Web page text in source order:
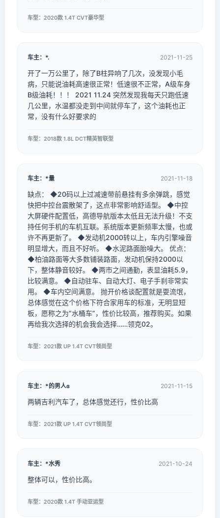
车型：2020款 1.4T CVT豪华型
车主：*. 2021-11-25
开了一万公里了，除了B柱异响了几次，没发现小毛
病，只能说油耗高速很正常！低速很不正常，A级车身
B级油耗！！！ 2021 11.24 突然发现我每天只跑低速
几公里，水温都没走到中间就停车了，这个油耗也正
常，没有什么好要求的
车型：2018款 1.8L DCT精英智联型
车主：*量 2021-11-18
缺点： ◆20码以上过减速带前悬挂有多余弹跳，感觉
快把中控台震散架了，这点非常影响舒适型。 ◆中控
大屏硬件配置低，高德导航版本太低且无法升级！不支
持任何手机的车机互联。系统版本更新频率太慢，也或
许不再更新了。 ◆发动机2000转以上，车内引擎噪音
明显增大，而且不好听。 ◆水泥路面胎噪大。 优点：
◆柏油路面等大多数铺装路面，发动机保持2000以
下，整体静音较好。 ◆两市之间通勤，表显油耗5.9，
比较满意。 ◆自动驻车、自动大灯、电子手刹非常实
用。 ◆车内空间满意。 抛开价格谈配置就是耍流氓，
总体感觉在这个价格下符合家用车的标准，无明显短
板，愿称之为“水桶车”，性价比较高，推荐购买。如果
再给我次选择的机会我会选择……领克02。
车型：2021款 UP 1.4T CVT领尚型
车主：*的男人ɞ 2021-11-15
两辆吉利汽车了，总体感觉还行，性价比高
车型：2021款 UP 1.4T CVT领尚型
车主：*水秀 2021-10-24
整体可以，性价比高。
车型：2020款 1.4T 手动亚运型